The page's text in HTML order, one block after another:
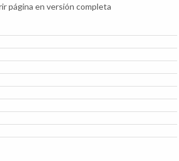
página en versión completa